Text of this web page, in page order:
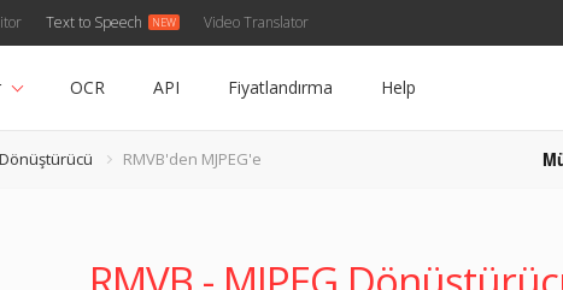
Text to Speech Video Translator
OCR API Fiyatlandırma Help
RMVB'den MJPEG'e